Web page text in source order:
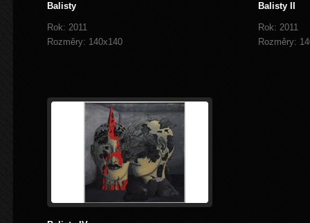
Balisty
Rok: 2011
Rozměry: 140x140
Balisty II
Rok: 2011
Rozměry: